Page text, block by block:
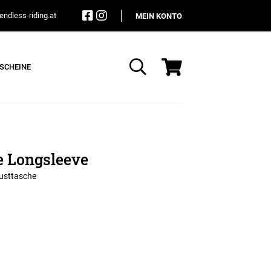
riding.at MEIN KONTO
Suche
Longsleeve